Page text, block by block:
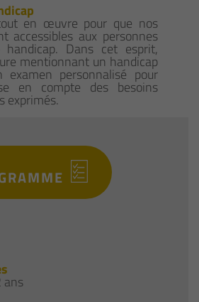
en œuvre pour que nos
accessibles aux personnes
Dans cet esprit,
mentionnant un handicap
personnalisé pour
en compte des besoins
exprimés.
ans